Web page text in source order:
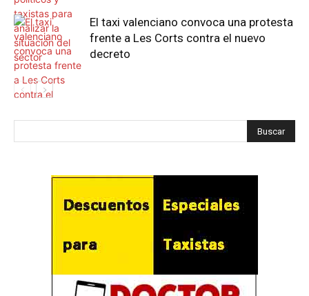
El taxi valenciano convoca una protesta
frente a Les Corts contra el nuevo
decreto